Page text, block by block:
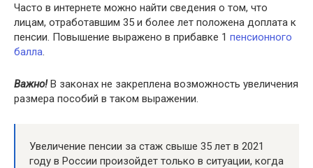
Часто в интернете можно найти сведения о том, что
лицам, отработавшим 35 и более лет положена доплата к
пенсии. Повышение выражено в прибавке 1 пенсионного
балла.
Важно!В законах не закреплена возможность увеличения
размера пособий в таком выражении.
Увеличение пенсии за стаж свыше 35 лет в 2021
году в России произойдет только в ситуации, когда